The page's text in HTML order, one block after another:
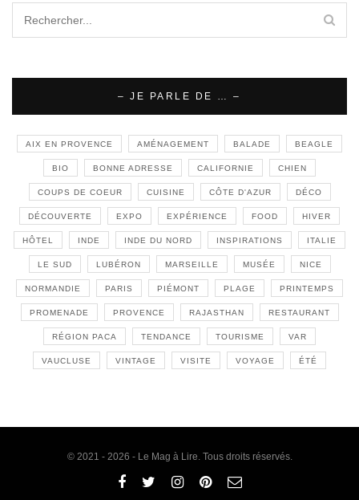
– JE PARLE DE … –
AIX EN PROVENCE AMÉNAGEMENT BALADE BEAGLE
BIO BONNE ADRESSE CALIFORNIE CHIEN
COUPS DE COEUR CUISINE CÔTE D'AZUR DÉCO
DÉCOUVERTE EXPO EXPÉRIENCE FOOD HIVER
HÔTEL INDE INDE DU NORD INSPIRATIONS ITALIE
LE SUD LUBÉRON MARSEILLE MUSÉE NICE
NORMANDIE PARIS PIÉMONT PLAGE PRINTEMPS
PROMENADE PROVENCE RAJASTHAN RESTAURANT
RÉGION PACA TENDANCE TOURISME VAR
VAUCLUSE VINTAGE VISITE VOYAGE ÉTÉ
© 2021 - 2026 - Le Mag à Lire. Tous droits réservés.